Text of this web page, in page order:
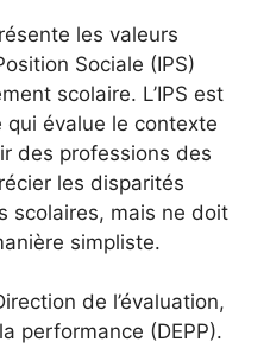
les valeurs
Sociale (IPS)
scolaire. L’IPS est
évalue le contexte
des professions des
les disparités
scolaires, mais ne doit
simpliste.
de l’évaluation,
performance (DEPP).